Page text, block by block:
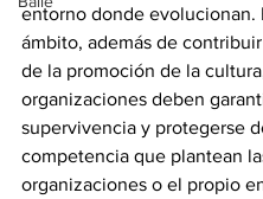
entorno donde evolucionan.
ámbito, además de
de la promoción de la
organizaciones deben
supervivencia y protegerse
competencia que plantean
organizaciones o el propio